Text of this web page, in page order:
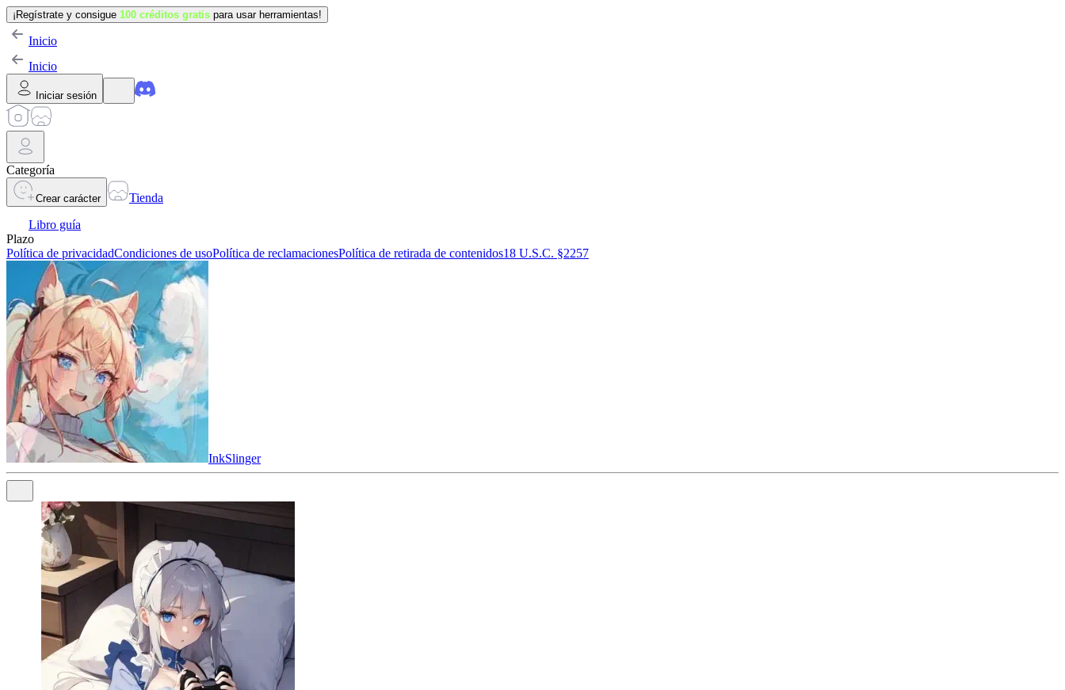
¡Regístrate y consigue 100 créditos gratis para usar herramientas!
Inicio
Inicio
Iniciar sesión
Categoría
Crear carácter
Tienda
Libro guía
Plazo
Política de privacidadCondiciones de usoPolítica de reclamacionesPolítica de retirada de contenidos18 U.S.C. §2257
InkSlinger